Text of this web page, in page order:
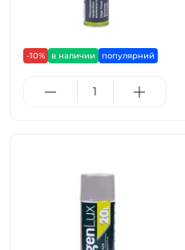
-10% в наличии популярний